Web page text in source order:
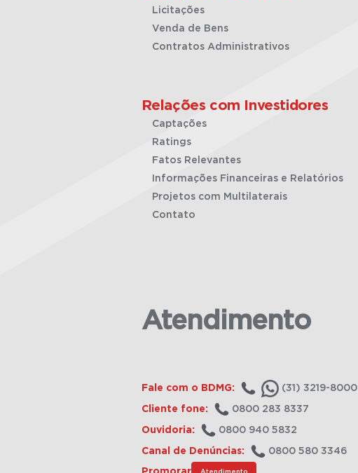
Licitações
Venda de Bens
Contratos Administrativos
Relações com Investidores
Captações
Ratings
Fatos Relevantes
Informações Financeiras e Relatórios
Projetos com Multilaterais
Contato
Atendimento
Fale com o BDMG: (31) 3219-8000
Cliente fone: 0800 283 8337
Ouvidoria: 0800 940 5832
Canal de Denúncias: 0800 580 3346
Atendimento